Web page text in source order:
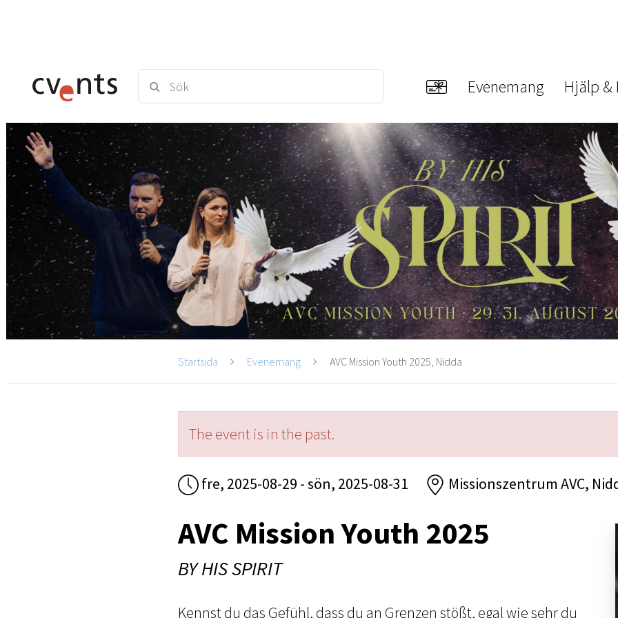
Evenemang Hjälp &
Startsida Evenemang AVC Mission Youth 2025, Nidda
The event is in the past.
fre, 2025-08-29 - sön, 2025-08-31 Missionszentrum AVC,
AVC Mission Youth 2025
BY HIS SPIRIT
Kennst du das Gefühl, dass du an Grenzen stößt, egal wie sehr du